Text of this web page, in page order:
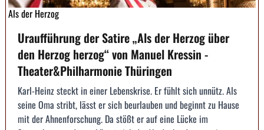
Als der Herzog
Uraufführung der Satire „Als der Herzog über
den Herzog herzog“ von Manuel Kressin -
Theater&Philharmonie Thüringen
Karl-Heinz steckt in einer Lebenskrise. Er fühlt sich unnütz. Als
seine Oma stribt, lässt er sich beurlauben und beginnt zu Hause
mit der Ahnenforschung. Da stößt er auf eine Lücke im